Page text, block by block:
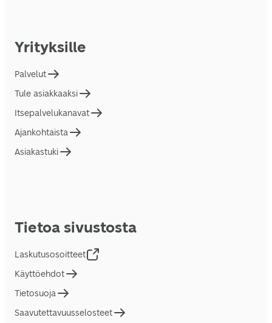
Yrityksille
Palvelut
Tule asiakkaaksi
Itsepalvelukanavat
Ajankohtaista
Asiakastuki
Tietoa sivustosta
Laskutusosoitteet
Käyttöehdot
Tietosuoja
Saavutettavuusselosteet